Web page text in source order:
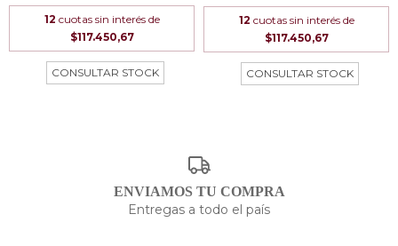
12 cuotas sin interés de
$117.450,67
12 cuotas sin interés de
$117.450,67
ENVIAMOS TU COMPRA
Entregas a todo el país